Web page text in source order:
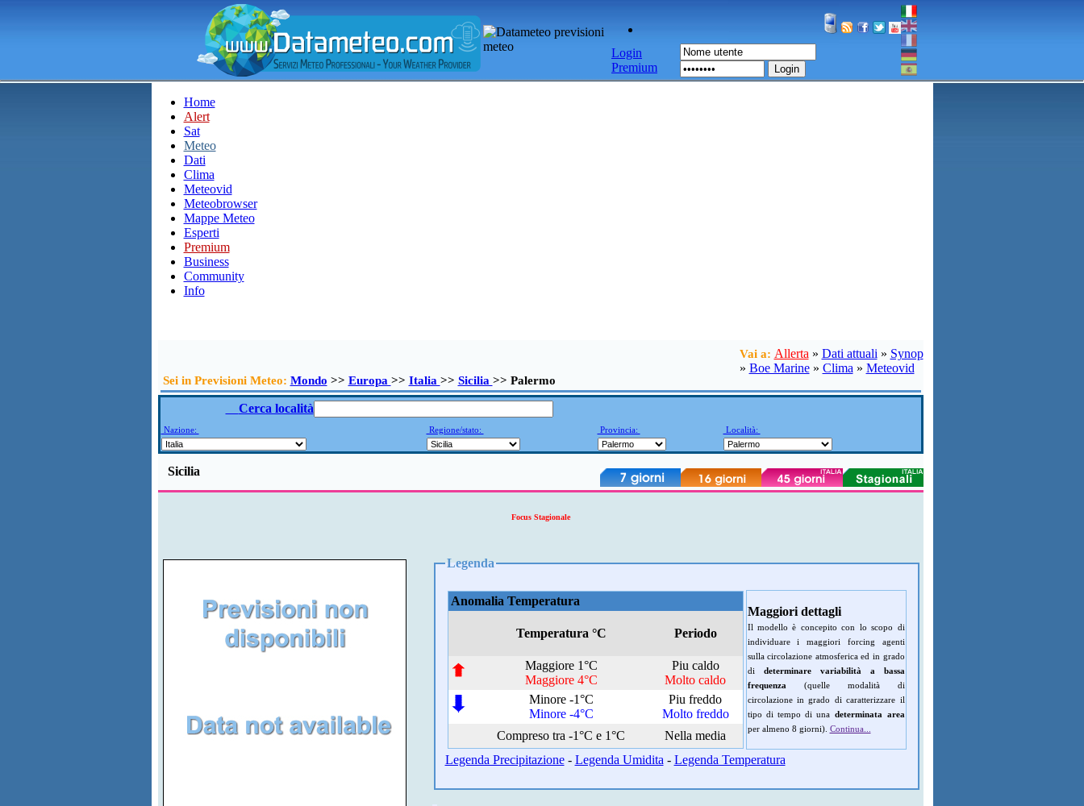
Login
Premium
Login
Home
Alert
Sat
Meteo
Dati
Clima
Meteovid
Meteobrowser
Mappe Meteo
Esperti
Premium
Business
Community
Info
Vai a: Allerta » Dati attuali » Synop
» Boe Marine» Clima » Meteovid
Sei in Previsioni Meteo: Mondo >> Europa >> Italia >> Sicilia >> Palermo
Cerca località
Nazione: Regione/stato: Provincia: Località:
Sicilia
Focus Stagionale
Legenda
Anomalia Temperatura
Temperatura °C Periodo
Maggiore 1°C
Maggiore 4°C
Piu caldo
Molto caldo
Minore -1°C
Minore -4°C
Piu freddo
Molto freddo
Compreso tra -1°C e 1°C
Nella media
Maggiori dettagli
Il modello è concepito con lo scopo di
individuare i maggiori forcing agenti
sulla circolazione atmosferica ed in grado
di determinare variabilità a bassa
frequenza
circolazione in grado di caratterizzare il
tipo di tempo di una determinata area
per almeno 8 giorni). Continua...
Legenda Precipitazione- Legenda Umidita - Legenda Temperatura